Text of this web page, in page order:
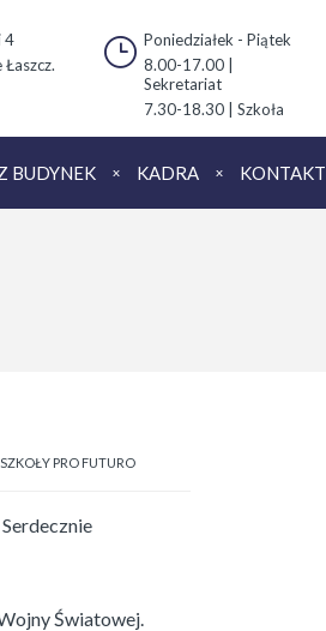
4
Poniedziałek - Piątek
8.00-17.00 |
Sekretariat
7.30-18.30 | Szkoła
BUDYNEK KADRA KONTAKT
SZKOŁY PRO FUTURO
Światowej.